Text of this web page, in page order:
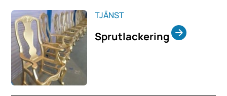
TJÄNST
Sprutlackering